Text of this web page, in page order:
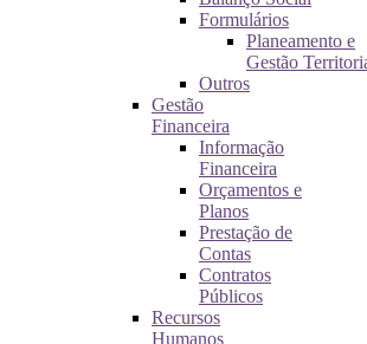
Formulários
Planeamento e
Gestão
Outros
Gestão
Financeira
Informação
Financeira
Orçamentos e
Planos
Prestação de
Contas
Contratos
Públicos
Recursos
Humanos